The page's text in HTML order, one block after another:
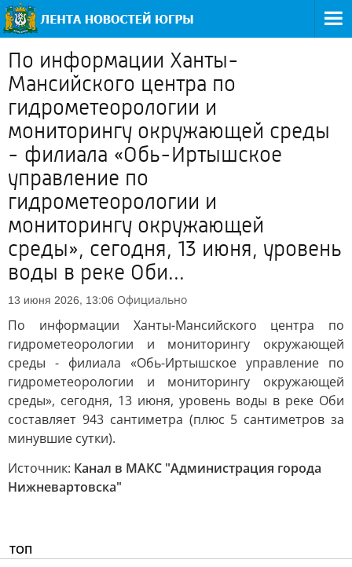
По информации Ханты-
Мансийского центра по
гидрометеорологии и
мониторингу окружающей среды
- филиала «Обь-Иртышское
управление по
гидрометеорологии и
мониторингу окружающей
среды», сегодня, 13 июня, уровень
воды в реке Оби...
13 июня 2026, 13:06 Официально
По информации Ханты-Мансийского центра по
гидрометеорологии и мониторингу окружающей
среды - филиала «Обь-Иртышское управление по
гидрометеорологии и мониторингу окружающей
среды», сегодня, 13 июня, уровень воды в реке Оби
составляет 943 сантиметра (плюс 5 сантиметров за
минувшие сутки).
Источник: Канал в МАКС "Администрация города
Нижневартовска"
ТОП